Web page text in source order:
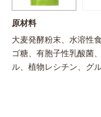
原材料
大麦発酵粉末、水溶性
ゴ糖、有胞子性乳酸菌
ル、植物レシチン、グ